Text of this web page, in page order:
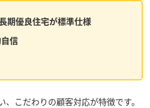
期優良住宅が標準仕様
信
、こだわりの顧客対応が特徴です。